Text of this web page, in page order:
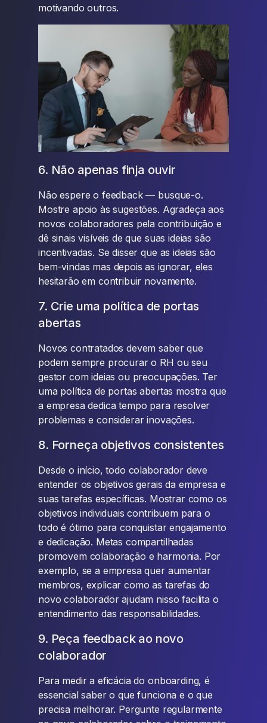
motivando outros.
6. Não apenas finja ouvir
Não espere o feedback — busque-o.
Mostre apoio às sugestões. Agradeça aos
novos colaboradores pela contribuição e
dê sinais visíveis de que suas ideias são
incentivadas. Se disser que as ideias são
bem-vindas mas depois as ignorar, eles
hesitarão em contribuir novamente.
7. Crie uma política de portas
abertas
Novos contratados devem saber que
podem sempre procurar o RH ou seu
gestor com ideias ou preocupações. Ter
uma política de portas abertas mostra que
a empresa dedica tempo para resolver
problemas e considerar inovações.
8. Forneça objetivos consistentes
Desde o início, todo colaborador deve
entender os objetivos gerais da empresa e
suas tarefas específicas. Mostrar como os
objetivos individuais contribuem para o
todo é ótimo para conquistar engajamento
e dedicação. Metas compartilhadas
promovem colaboração e harmonia. Por
exemplo, se a empresa quer aumentar
membros, explicar como as tarefas do
novo colaborador ajudam nisso facilita o
entendimento das responsabilidades.
9. Peça feedback ao novo
colaborador
Para medir a eficácia do onboarding, é
essencial saber o que funciona e o que
precisa melhorar. Pergunte regularmente